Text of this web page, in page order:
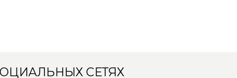
СЕТЯХ